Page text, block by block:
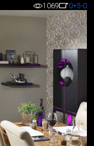
1069 0+5-0